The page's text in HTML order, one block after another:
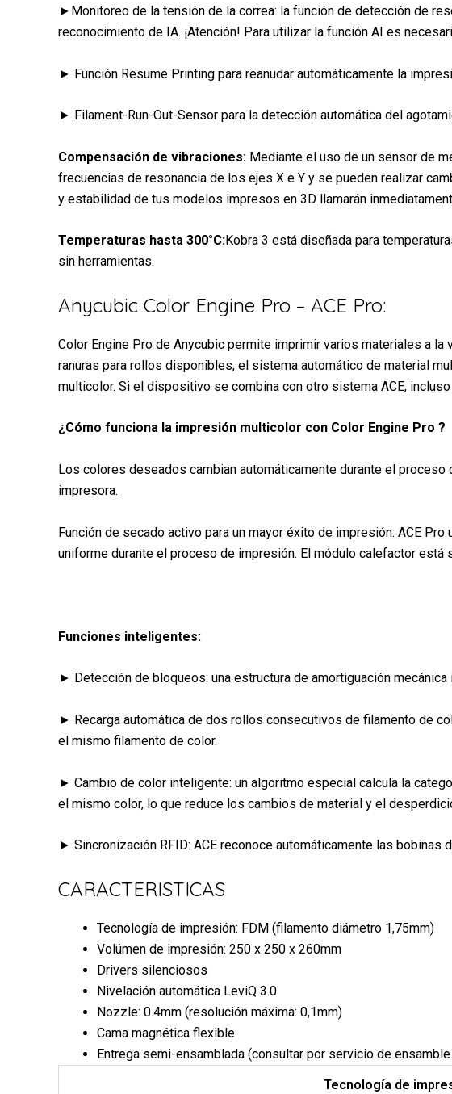
►Monitoreo de la tensión de la correa: la función de detección de
reconocimiento de IA. ¡Atención! Para utilizar la función AI es
► Función Resume Printing para reanudar automáticamente la
► Filament-Run-Out-Sensor para la detección automática del
Compensación de vibraciones: Mediante el uso de un sensor de
frecuencias de resonancia de los ejes X e Y y se pueden realizar
y estabilidad de tus modelos impresos en 3D llamarán
Temperaturas hasta 300°C:Kobra 3 está diseñada para
sin herramientas.
Anycubic Color Engine Pro – ACE Pro:
Color Engine Pro de Anycubic permite imprimir varios materiales a
ranuras para rollos disponibles, el sistema automático de material
multicolor. Si el dispositivo se combina con otro sistema ACE,
¿Cómo funciona la impresión multicolor con Color Engine Pro ?
Los colores deseados cambian automáticamente durante el
impresora.
Función de secado activo para un mayor éxito de impresión: ACE
uniforme durante el proceso de impresión. El módulo calefactor
Funciones inteligentes:
► Detección de bloqueos: una estructura de amortiguación
► Recarga automática de dos rollos consecutivos de filamento de
el mismo filamento de color.
► Cambio de color inteligente: un algoritmo especial calcula la
el mismo color, lo que reduce los cambios de material y el
► Sincronización RFID: ACE reconoce automáticamente las
CARACTERISTICAS
Tecnología de impresión: FDM (filamento diámetro 1,75mm)
Volúmen de impresión: 250 x 250 x 260mm
Drivers silenciosos
Nivelación automática LeviQ 3.0
Nozzle: 0.4mm (resolución máxima: 0,1mm)
Cama magnética flexible
Entrega semi-ensamblada (consultar por servicio de
Tecnología de